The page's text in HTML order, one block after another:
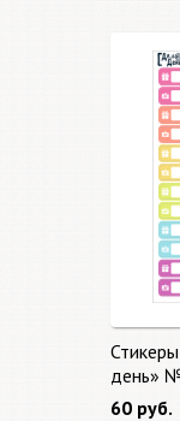
день»
60 руб.